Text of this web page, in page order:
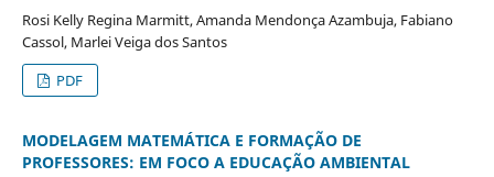
Rosi Kelly Regina Marmitt, Amanda Mendonça Azambuja, Fabiano
Cassol, Marlei Veiga dos Santos
PDF
MODELAGEM MATEMÁTICA E FORMAÇÃO DE
PROFESSORES: EM FOCO A EDUCAÇÃO AMBIENTAL